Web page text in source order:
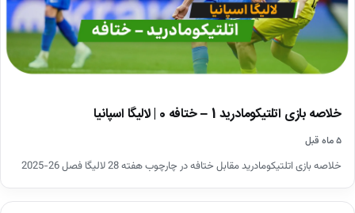
خلاصه بازی اتلتیکومادرید 1 – ختافه 0 | لالیگا اسپانیا
۵ ماه قبل
خلاصه بازی اتلتیکومادرید مقابل ختافه در چارچوب هفته 28 لالیگا فصل 26-2025